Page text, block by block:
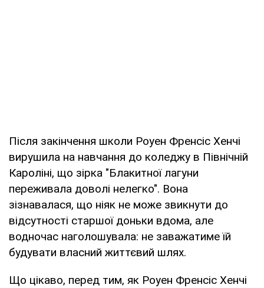
Після закінчення школи Роуен Френсіс Хенчі
вирушила на навчання до коледжу в Північній
Кароліні, що зірка "Блакитної лагуни
переживала доволі нелегко". Вона
зізнавалася, що ніяк не може звикнути до
відсутності старшої доньки вдома, але
водночас наголошувала: не заважатиме їй
будувати власний життєвий шлях.
Що цікаво, перед тим, як Роуен Френсіс Хенчі